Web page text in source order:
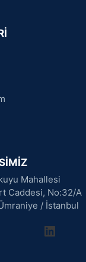
Mahallesi
Caddesi, No:32/A
/ İstanbul
linkedin